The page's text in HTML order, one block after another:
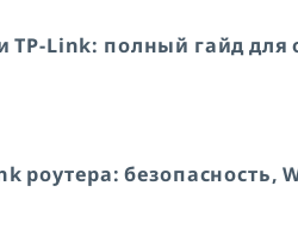
TP-Link: полный гайд
роутера: безопасность,